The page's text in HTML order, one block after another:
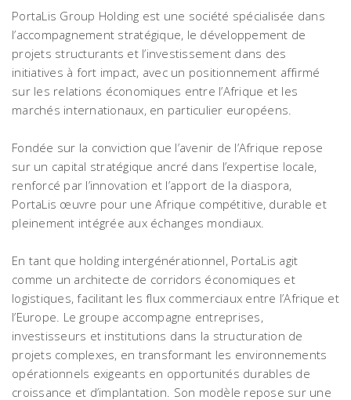
PortaLis Group Holding est une société spécialisée dans
l’accompagnement stratégique, le développement de
projets structurants et l’investissement dans des
initiatives à fort impact, avec un positionnement affirmé
sur les relations économiques entre l’Afrique et les
marchés internationaux, en particulier européens.
Fondée sur la conviction que l’avenir de l’Afrique repose
sur un capital stratégique ancré dans l’expertise locale,
renforcé par l’innovation et l’apport de la diaspora,
PortaLis œuvre pour une Afrique compétitive, durable et
pleinement intégrée aux échanges mondiaux.
En tant que holding intergénérationnel, PortaLis agit
comme un architecte de corridors économiques et
logistiques, facilitant les flux commerciaux entre l’Afrique et
l’Europe. Le groupe accompagne entreprises,
investisseurs et institutions dans la structuration de
projets complexes, en transformant les environnements
opérationnels exigeants en opportunités durables de
croissance et d’implantation. Son modèle repose sur une